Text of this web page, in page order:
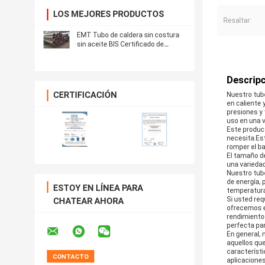
LOS MEJORES PRODUCTOS
EMT Tubo de caldera sin costura
sin aceite BIS Certificado de
CERTIFICACIÓN
ESTOY EN LÍNEA PARA
CHATEAR AHORA
Resaltar:
Nuestro
en caliente
presiones y
uso en una
Este
romper el
El tamaño
una
Nuestro
de energía,
Si usted
ofrecemos
perfecta
En
aquellos